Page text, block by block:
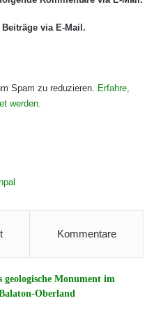
via E-Mail.
Spam zu reduzieren. Erfahre,
werden.
Kommentare
geologische Monument im
Oberland